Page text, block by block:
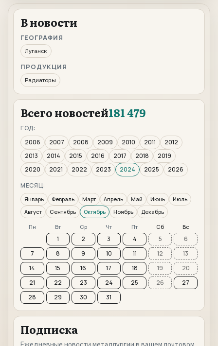
В новости
ГЕОГРАФИЯ
Луганск
ПРОДУКЦИЯ
Радиаторы
Всего новостей181 479
ГОД:
2006
2007 2008 2009 2010 2011
2012
2013
2014 2015 2016 2017 2018
2019
2020
2021 2022 2023 2024 2025
2026
МЕСЯЦ:
Январь Февраль Март Апрель Май Июнь
Июль
Август
Сентябрь Октябрь Ноябрь Декабрь
Пн Вт Ср Чт Пт Сб Вс
1 2 3 4 5
6
7
8 9 10 11 12
13
14
15 16 17 18 19
20
21
22 23 24 25 26
27
28
29 30 31
Подписка